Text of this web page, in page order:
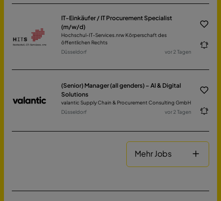
IT-Einkäufer / IT Procurement Specialist
(m/w/d)
Hochschul-IT-Services.nrw Körperschaft des
öffentlichen Rechts
Düsseldorf
vor 2 Tagen
(Senior) Manager (all genders) – AI & Digital
Solutions
valantic Supply Chain & Procurement Consulting GmbH
Düsseldorf
vor 2 Tagen
Mehr Jobs